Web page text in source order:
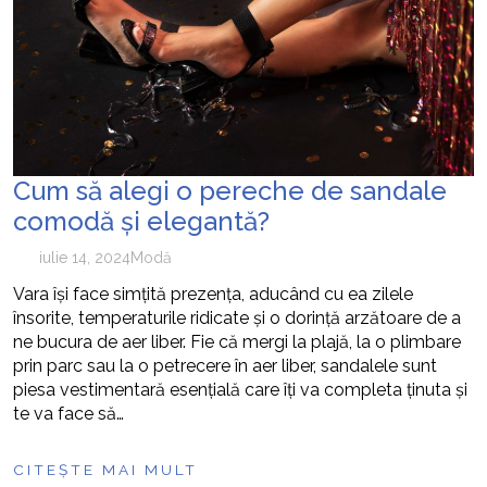
cum pot fi prevenite
Cum să alegi o pereche de sandale
comodă și elegantă?
iulie 14, 2024Modă
Vara își face simțită prezența, aducând cu ea zilele
însorite, temperaturile ridicate și o dorință arzătoare de a
ne bucura de aer liber. Fie că mergi la plajă, la o plimbare
prin parc sau la o petrecere în aer liber, sandalele sunt
piesa vestimentară esențială care îți va completa ținuta și
te va face să…
CITEȘTE MAI MULT